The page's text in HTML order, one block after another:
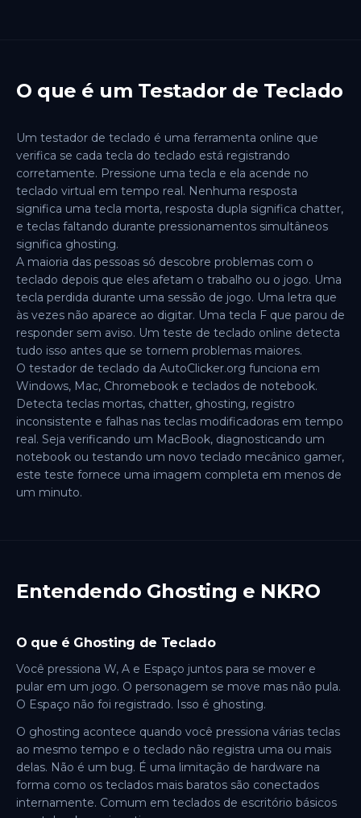
O que é um Testador de Teclado
Um testador de teclado é uma ferramenta online que
verifica se cada tecla do teclado está registrando
corretamente. Pressione uma tecla e ela acende no
teclado virtual em tempo real. Nenhuma resposta
significa uma tecla morta, resposta dupla significa chatter,
e teclas faltando durante pressionamentos simultâneos
significa ghosting.
A maioria das pessoas só descobre problemas com o
teclado depois que eles afetam o trabalho ou o jogo. Uma
tecla perdida durante uma sessão de jogo. Uma letra que
às vezes não aparece ao digitar. Uma tecla F que parou de
responder sem aviso. Um teste de teclado online detecta
tudo isso antes que se tornem problemas maiores.
O testador de teclado da AutoClicker.org funciona em
Windows, Mac, Chromebook e teclados de notebook.
Detecta teclas mortas, chatter, ghosting, registro
inconsistente e falhas nas teclas modificadoras em tempo
real. Seja verificando um MacBook, diagnosticando um
notebook ou testando um novo teclado mecânico gamer,
este teste fornece uma imagem completa em menos de
um minuto.
Entendendo Ghosting e NKRO
O que é Ghosting de Teclado
Você pressiona W, A e Espaço juntos para se mover e
pular em um jogo. O personagem se move mas não pula.
O Espaço não foi registrado. Isso é ghosting.
O ghosting acontece quando você pressiona várias teclas
ao mesmo tempo e o teclado não registra uma ou mais
delas. Não é um bug. É uma limitação de hardware na
forma como os teclados mais baratos são conectados
internamente. Comum em teclados de escritório básicos